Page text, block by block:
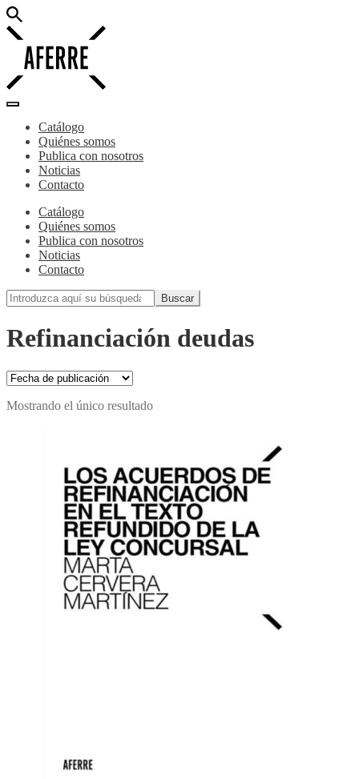
Catálogo
Quiénes somos
Publica con nosotros
Noticias
Contacto
Catálogo
Quiénes somos
Publica con nosotros
Noticias
Contacto
Refinanciación deudas
Mostrando el único resultado